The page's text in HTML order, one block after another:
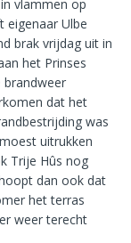
vlammen op
eigenaar Ulbe
brak vrijdag uit in
het Prinses
brandweer
dat het
was
uitrukken
Trije Hûs nog
dan ook dat
het terras
weer terecht